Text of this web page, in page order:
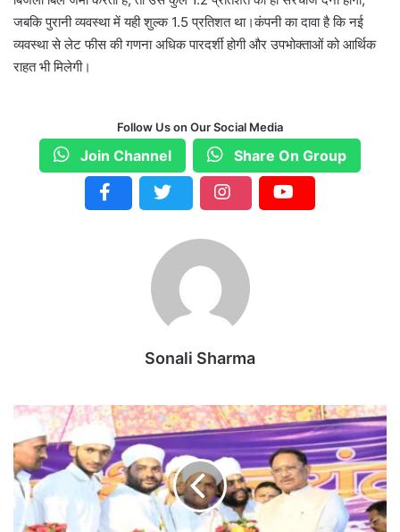
जबकि पुरानी व्यवस्था में यही शुल्क 1.5 प्रतिशत था।कंपनी का दावा है कि नई
व्यवस्था से लेट फीस की गणना अधिक पारदर्शी होगी और उपभोक्ताओं को आर्थिक
राहत भी मिलेगी।
Follow Us on Our Social Media
Join Channel Share On Group
Sonali Sharma
क
र
ज
ती
में